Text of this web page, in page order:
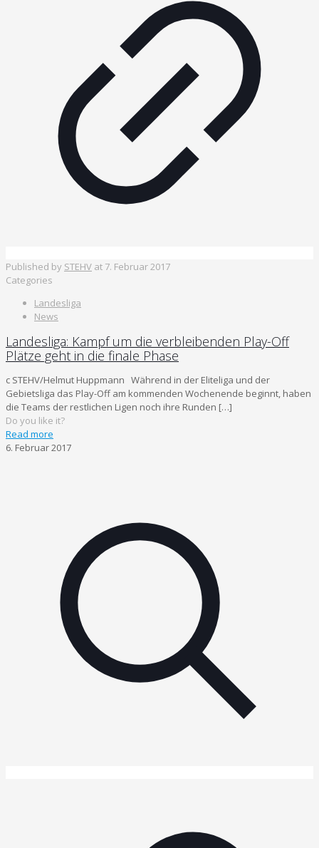
Published by STEHV at 7. Februar 2017
Categories
Landesliga
News
Landesliga: Kampf um die verbleibenden Play-Off
Plätze geht in die finale Phase
c STEHV/Helmut Huppmann Während in der Eliteliga und der
Gebietsliga das Play-Off am kommenden Wochenende beginnt, haben
die Teams der restlichen Ligen noch ihre Runden […]
Do you like it?
Read more
6. Februar 2017